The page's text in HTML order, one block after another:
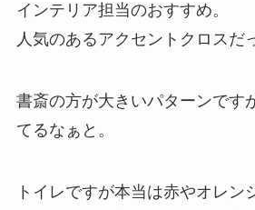
インテリア担当のおすすめ。
人気のあるアクセントクロスだ
書斎の方が大きいパターンです
てるなぁと。
トイレですが本当は赤やオレン